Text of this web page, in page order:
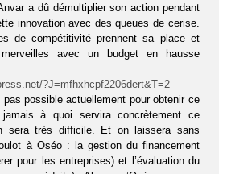
a dû démultiplier son action pendant
innovation avec des queues de cerise.
de compétitivité prennent sa place et
avec un budget en hausse
?J=mfhxhcpf2206dert&T=2
pas possible actuellement pour obtenir ce
à quoi servira concrètement ce
sera très difficile. Et on laissera sans
à Oséo : la gestion du financement
pour les entreprises) et l’évaluation du